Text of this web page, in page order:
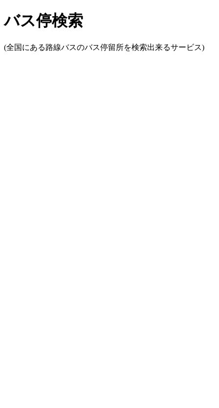
バス停検索
(全国にある路線バスのバス停留所を検索出来るサービス)